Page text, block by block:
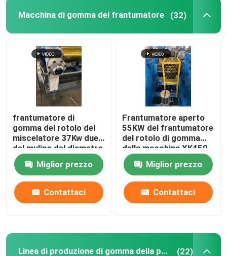
Macchina di gomma del calendario
estrusore a doppia vite
Sistema di pesatura automatico circolare per piccoli
Sistema di pesatura automatica per piccoli materiali
Macchina di gomma del frantumatore (32)
frantumatore di
gomma del rotolo del
miscelatore 37Kw due
del mulino del diametro
di 400mm
Miglior prezzo
Contattaci
Frantumatore aperto
55KW del frantumatore
del rotolo di gomma
della macchina XK450
due
Miglior prezzo
Contattaci
Linea di produzione di gomma della polvere (22)